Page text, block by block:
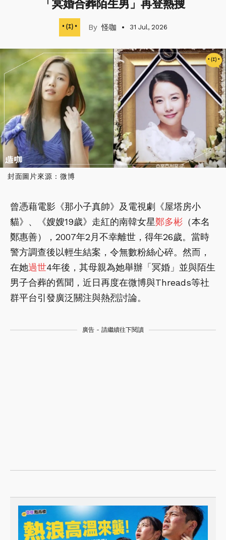
「冥婚合葬陌生男」再登熱搜
怪咖 31 Jul, 2026
封面圖片來源 : 微博
曾憑藉電影《那小子真帥》及電視劇《屋塔房小
貓》、《嫂嫂19歲》走紅的南韓女星鄭多彬 （本名
鄭惠善），2007年2月不幸離世，得年26歲。當時
警方調查後以輕生結案，令無數粉絲心碎。然而，
在她過世4年後，其母親為她舉辦「冥婚」並與陌生
男子合葬的舊聞，近日再度在微博與Threads等社
群平台引發廣泛關注與熱烈討論。
廣告 - 請繼續往下閱讀